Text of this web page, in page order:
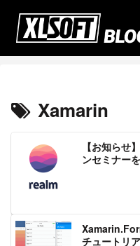
Xamarin
【お知ら
ンセミナー
チュートリ